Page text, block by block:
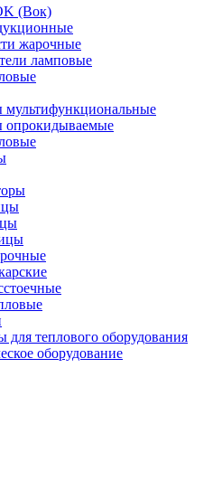
(Вок)
жарочные
ламповые
мультифункциональные
опрокидываемые
для теплового оборудования
оборудование